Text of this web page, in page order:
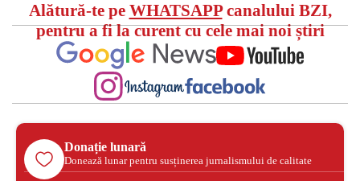
Alătură-te pe WHATSAPPcanalului BZI,
pentru a fi la curent cu cele mai noi știri
Donație lunară
Donează lunar pentru susținerea jurnalismului de calitate